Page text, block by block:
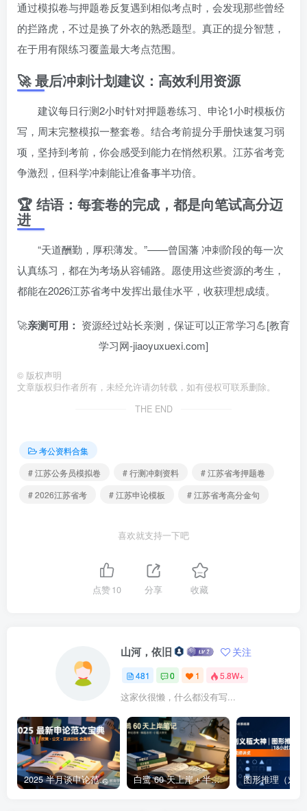
通过模拟卷与押题卷反复遇到相似考点时，会发现那些曾经
的拦路虎，不过是换了外衣的熟悉题型。真正的提分智慧，
在于用有限练习覆盖最大考点范围。
🚀 最后冲刺计划建议：高效利用资源
建议每日行测2小时针对押题卷练习、申论1小时模板仿
写，周末完整模拟一整套卷。结合考前提分手册快速复习弱
项，坚持到考前，你会感受到能力在悄然积累。江苏省考竞
争激烈，但科学冲刺能让准备事半功倍。
🏆 结语：每套卷的完成，都是向笔试高分迈
进
“天道酬勤，厚积薄发。”——曾国藩 冲刺阶段的每一次
认真练习，都在为考场从容铺路。愿使用这些资源的考生，
都能在2026江苏省考中发挥出最佳水平，收获理想成绩。
🚀亲测可用： 资源经过站长亲测，保证可以正常学习💪[教育
学习网-jiaoyuxuexi.com]
© 版权声明
文章版权归作者所有，未经允许请勿转载，如有侵权可联系删除。
THE END
考公资料合集
# 江苏公务员模拟卷
# 行测冲刺资料
# 江苏省考押题卷
# 2026江苏省考
# 江苏申论模板 # 江苏省考高分金句
喜欢就支持一下吧
点赞10 分享 收藏
山河，依旧 关注
481 0 1 5.8W+
这家伙很懒，什么都没有写...
2025 半月谈申论范文宝典 | 236 页高分范文与深度点评，一本掌握公文 +大作文 +核心主题2025 半月谈申论范文宝典：236 页范文 + 实战训练 +高分模板 白鹭 60 天上岸＋半月谈整体笔记集结 | 2024–2025 年申论思维全盘梳理白鹭半月谈申论笔记全集：60天上岸＋大作文＋小题＋解题总结